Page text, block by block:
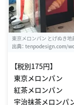
東京メロンパン とげぬき地
出典： tenpodesign.com/
【税別175円】
東京メロンパン
紅茶メロンパン
宇治抹茶メロンパ